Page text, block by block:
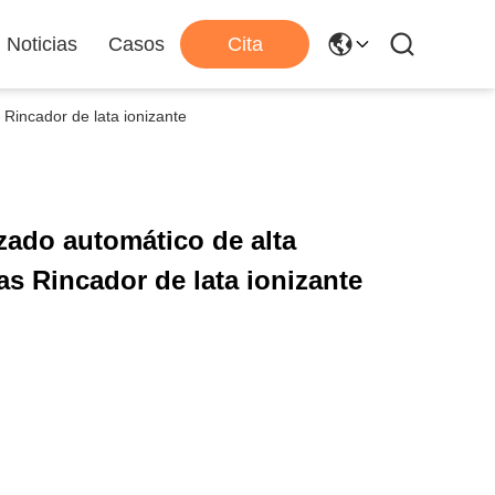
Noticias Casos Cita
de lata ionizante
automático de alta
Rincador de lata ionizante